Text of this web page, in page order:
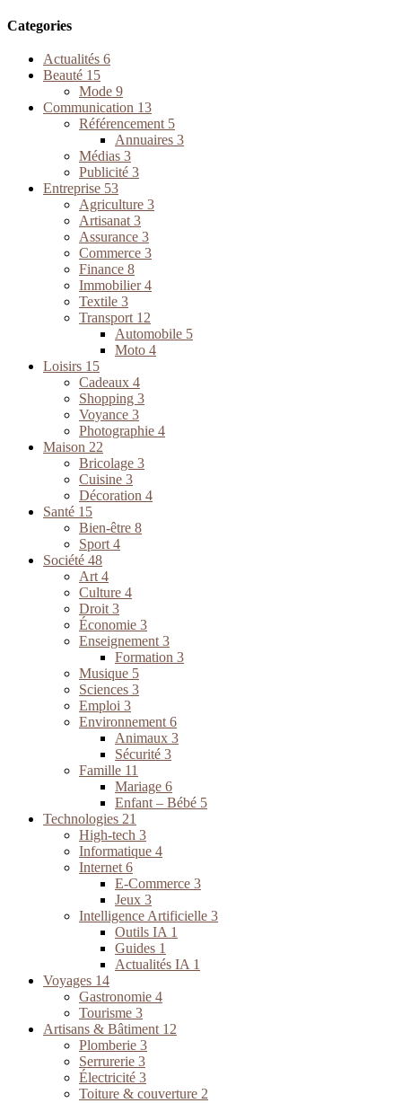
Categories
Actualités 6
Beauté 15
Mode 9
Communication 13
Référencement 5
Annuaires 3
Médias 3
Publicité 3
Entreprise 53
Agriculture 3
Artisanat 3
Assurance 3
Commerce 3
Finance 8
Immobilier4
Textile 3
Transport 12
Automobile 5
Moto 4
Loisirs 15
Cadeaux 4
Shopping 3
Voyance 3
Photographie 4
Maison 22
Bricolage 3
Cuisine 3
Décoration 4
Santé 15
Bien-être 8
Sport 4
Société 48
Art 4
Culture 4
Droit 3
Économie 3
Enseignement 3
Formation 3
Musique 5
Sciences 3
Emploi 3
Environnement 6
Animaux 3
Sécurité 3
Famille 11
Mariage 6
Enfant – Bébé 5
Technologies 21
High-tech 3
Informatique 4
Internet 6
E-Commerce 3
Jeux 3
Intelligence Artificielle 3
Outils IA 1
Guides 1
Actualités IA 1
Voyages 14
Gastronomie 4
Tourisme 3
Artisans & Bâtiment 12
Plomberie 3
Serrurerie 3
Électricité 3
Toiture & couverture 2